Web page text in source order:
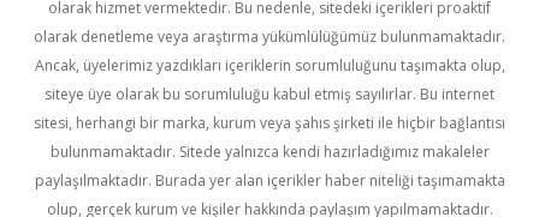
olarak hizmet vermektedir. Bu nedenle, sitedeki içerikleri proaktif
olarak denetleme veya araştırma yükümlülüğümüz bulunmamaktadır.
Ancak, üyelerimiz yazdıkları içeriklerin sorumluluğunu taşımakta olup,
siteye üye olarak bu sorumluluğu kabul etmiş sayılırlar. Bu internet
sitesi, herhangi bir marka, kurum veya şahıs şirketi ile hiçbir bağlantısı
bulunmamaktadır. Sitede yalnızca kendi hazırladığımız makaleler
paylaşılmaktadır. Burada yer alan içerikler haber niteliği taşımamakta
olup, gerçek kurum ve kişiler hakkında paylaşım yapılmamaktadır.